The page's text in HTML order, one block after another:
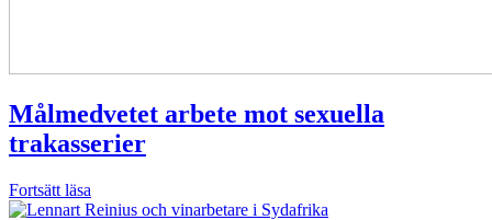
Målmedvetet arbete mot sexuella
trakasserier
Fortsätt läsa